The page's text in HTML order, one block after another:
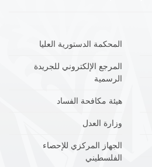
المحكمة الدستورية العليا
المرجع الإلكتروني للجريدة
الرسمية
هيئة مكافحة الفساد
وزارة العدل
الجهاز المركزي للإحصاء
الفلسطيني